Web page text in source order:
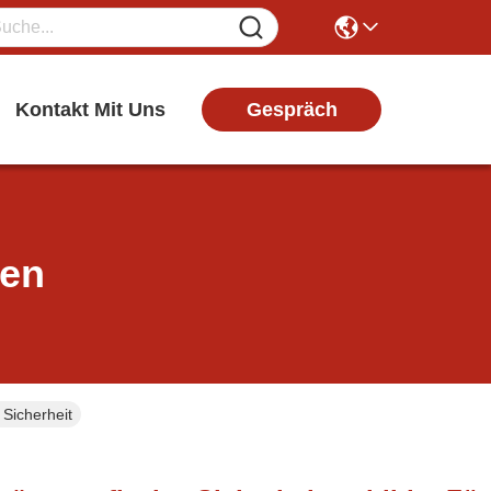
Kontakt Mit Uns Gespräch